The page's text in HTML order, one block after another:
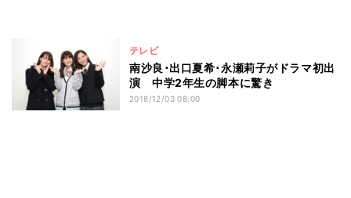
テレビ
南沙良･出口夏希･永瀬莉子がドラマ初出
演 中学2年生の脚本に驚き
2018/12/03 08:00